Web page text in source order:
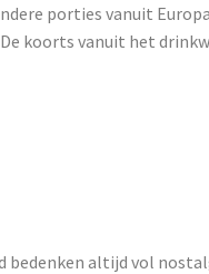
porties vanuit
koorts vanuit het
altijd vol